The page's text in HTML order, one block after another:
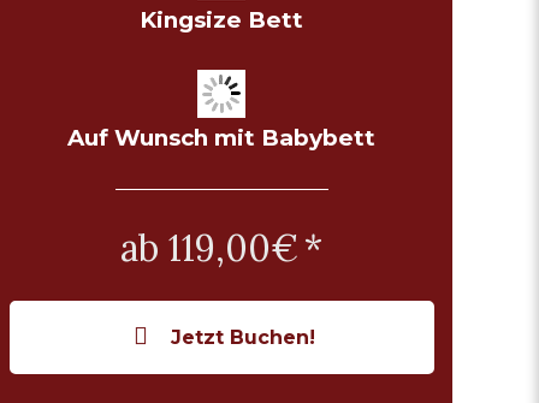
Kingsize Bett
Auf Wunsch mit Babybett
ab 119,00€
Jetzt Buchen!